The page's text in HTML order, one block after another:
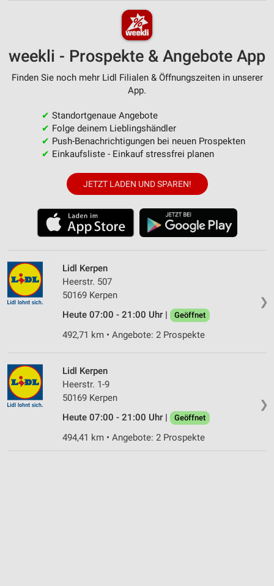
weekli - Prospekte & Angebote App
Finden Sie noch mehr Lidl Filialen & Öffnungszeiten in unserer
App.
✔ Standortgenaue Angebote
✔ Folge deinem Lieblingshändler
✔ Push-Benachrichtigungen bei neuen Prospekten
✔ Einkaufsliste - Einkauf stressfrei planen
JETZT LADEN UND SPAREN!
❯
Lidl Kerpen
Heerstr. 507
50169 Kerpen
Heute 07:00 - 21:00 Uhr |
Geöffnet
492,71 km • Angebote: 2 Prospekte
❯
Lidl Kerpen
Heerstr. 1-9
50169 Kerpen
Heute 07:00 - 21:00 Uhr |
Geöffnet
494,41 km • Angebote: 2 Prospekte